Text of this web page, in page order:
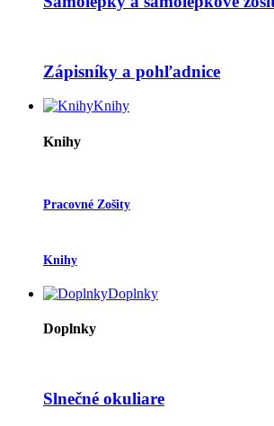
Zápisníky a pohľadnice
Knihy
Knihy
Pracovné Zošity
Knihy
Doplnky
Doplnky
Slnečné okuliare